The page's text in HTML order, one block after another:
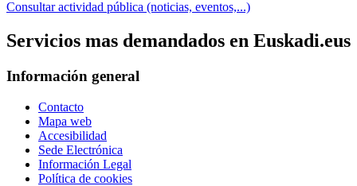
Consultar actividad pública (noticias, eventos,...)
Servicios mas demandados en Euskadi.eus
Información general
Contacto
Mapa web
Accesibilidad
Sede Electrónica
Información Legal
Política de cookies